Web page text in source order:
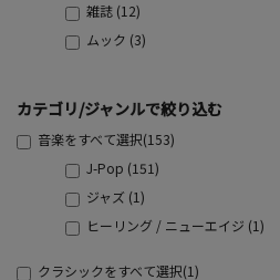
雑誌 (12)
ムック (3)
カテゴリ/ジャンルで絞り込む
音楽をすべて選択(153)
J-Pop (151)
ジャズ (1)
ヒーリング / ニューエイジ (1)
クラシックをすべて選択(1)